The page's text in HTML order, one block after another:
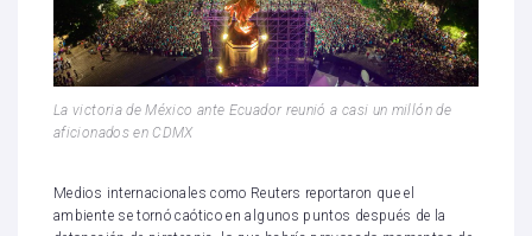
La victoria de México ante Ecuador reunió a casi un millón de
aficionados en CDMX
Medios internacionales como Reuters reportaron que el
ambiente se tornó caótico en algunos puntos después de la